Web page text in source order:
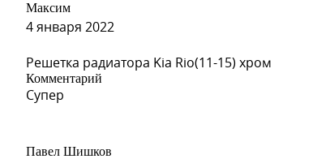
GAZ, 8624, 50U -
Максим
4 января 2022
Решетка радиатора Kia Rio(11-15) хром
Комментарий
Супер
Павел Шишков